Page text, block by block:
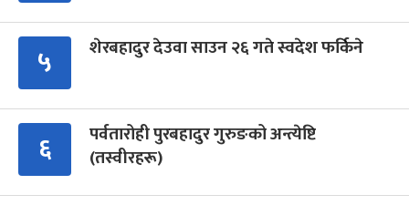
५ शेरबहादुर देउवा साउन २६ गते स्वदेश फर्किने
६
पर्वतारोही पुरबहादुर गुरुङको अन्त्येष्टि
(तस्वीरहरू)